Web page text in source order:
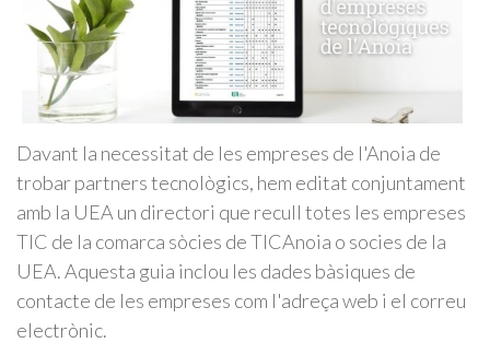
Davant la necessitat de les empreses de l'Anoia de
trobar partners tecnològics, hem editat conjuntament
amb la UEA un directori que recull totes les empreses
TIC de la comarca sòcies de TICAnoia o socies de la
UEA. Aquesta guia inclou les dades bàsiques de
contacte de les empreses com l'adreça web i el correu
electrònic.